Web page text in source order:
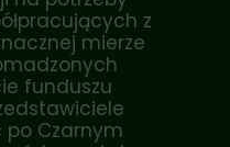
z
mierze
funduszu
Czarnym